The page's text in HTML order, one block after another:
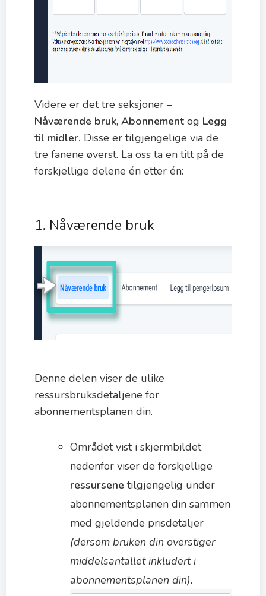
Videre er det tre seksjoner –
Nåværende bruk, Abonnement og Legg
til midler. Disse er tilgjengelige via de
tre fanene øverst. La oss ta en titt på de
forskjellige delene én etter én:
1. Nåværende bruk
Denne delen viser de ulike
ressursbruksdetaljene for
abonnementsplanen din.
Området vist i skjermbildet
nedenfor viser de forskjellige
ressursene tilgjengelig under
abonnementsplanen din sammen
med gjeldende prisdetaljer
(dersom bruken din overstiger
middelsantallet inkludert i
abonnementsplanen din).